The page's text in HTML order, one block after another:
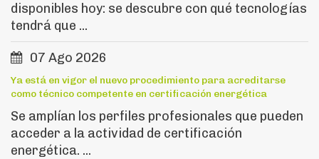
disponibles hoy: se descubre con qué tecnologías
tendrá que ...
07 Ago 2026
Ya está en vigor el nuevo procedimiento para acreditarse
como técnico competente en certificación energética
Se amplían los perfiles profesionales que pueden
acceder a la actividad de certificación
energética. ...